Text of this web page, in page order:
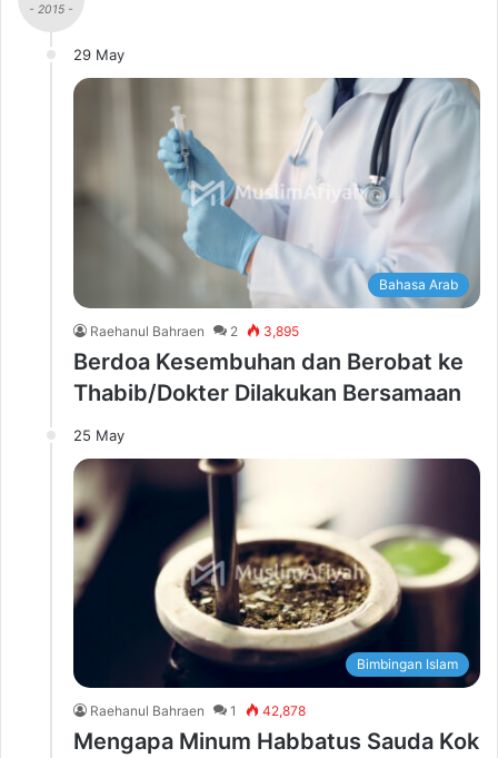
- 2015 -
29 May
Bahasa Arab
Raehanul Bahraen 2 3,895
Berdoa Kesembuhan dan Berobat ke
Thabib/Dokter Dilakukan Bersamaan
25 May
Bimbingan Islam
Raehanul Bahraen 1 42,878
Mengapa Minum Habbatus Sauda Kok